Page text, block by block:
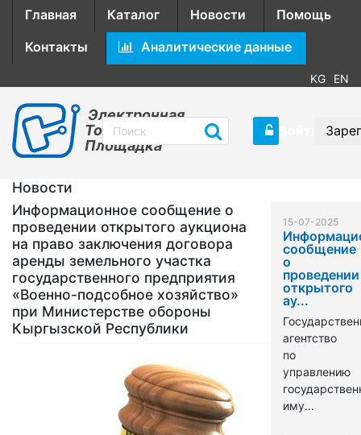
Главная Каталог Новости
Помощь
Контакты
Аналитические данные
KG EN
Электронная
Торговая
Площадка
Новости
Информационное сообщение о
проведении открытого аукциона
на право заключения договора
аренды земельного участка
государственного предприятия
«Военно-подсобное хозяйство»
при Министерстве обороны
Кыргызской Республики
15-07-2025
сообщение
о
проведении
открытого
ау...
агентство
по
управлению
иму...